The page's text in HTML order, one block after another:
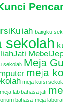
bangku
sekolah
sekolah Meja
meja
meja kursi
meja lab bahasa jati
bahasa meja